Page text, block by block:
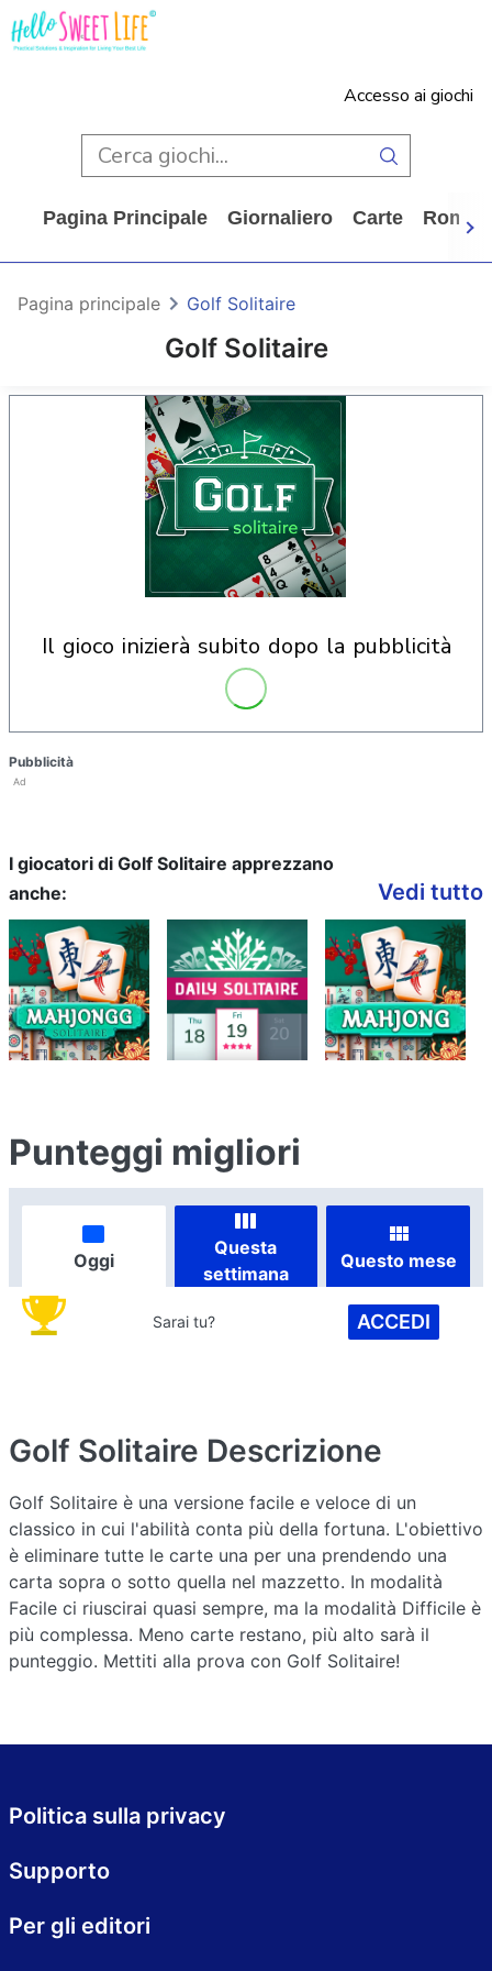
Accesso ai giochi
Pagina Principale Giornaliero Carte
Golf Solitaire
Pagina principale Golf Solitaire
il gioco inizierà subito dopo la pubblicità
Pubblicità
Ad
I giocatori di Golf Solitaire apprezzano
anche:
Vedi tutto
Punteggi migliori
Oggi
Questa
settimana
Questo mese
Sarai tu? ACCEDI
Golf Solitaire Descrizione
Golf Solitaire è una versione facile e veloce di un
classico in cui l'abilità conta più della fortuna. L'obiettivo
è eliminare tutte le carte una per una prendendo una
carta sopra o sotto quella nel mazzetto. In modalità
Facile ci riuscirai quasi sempre, ma la modalità Difficile è
più complessa. Meno carte restano, più alto sarà il
punteggio. Mettiti alla prova con Golf Solitaire!
Politica sulla privacy
Supporto
Per gli editori